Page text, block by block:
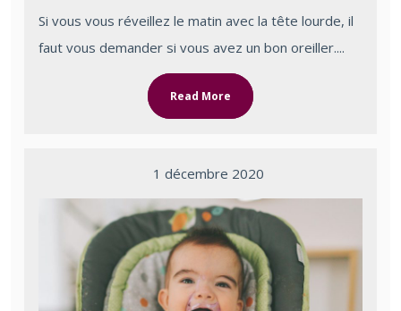
Si vous vous réveillez le matin avec la tête lourde, il
faut vous demander si vous avez un bon oreiller....
Read More
1 décembre 2020